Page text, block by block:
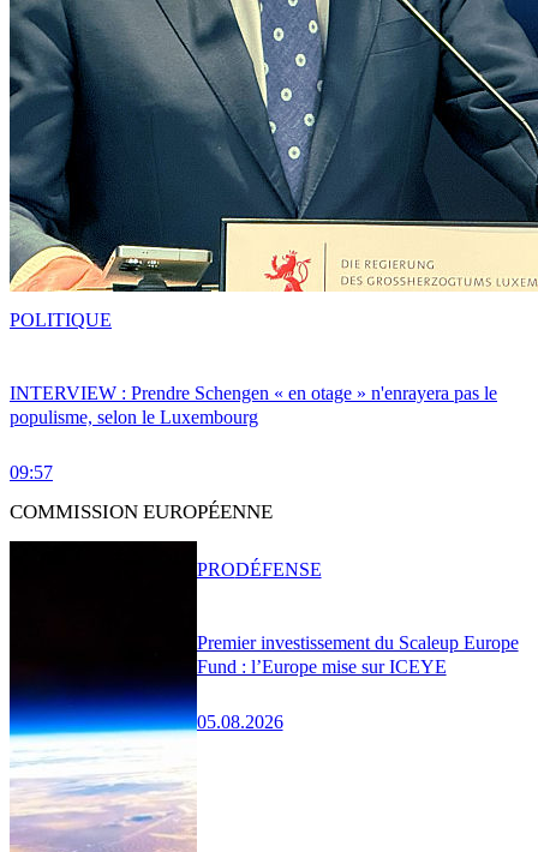
INTERVIEW : Prendre Schengen « en otage » n'enrayera pas le
populisme, selon le Luxembourg
09:57
POLITIQUE
COMMISSION EUROPÉENNE
Premier investissement du Scaleup Europe
Fund : l’Europe mise sur ICEYE
05.08.2026
PRODÉFENSE